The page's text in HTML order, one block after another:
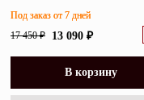
17 450 ₽ 13 090 ₽
Под заказ от 7 дней
В корзину